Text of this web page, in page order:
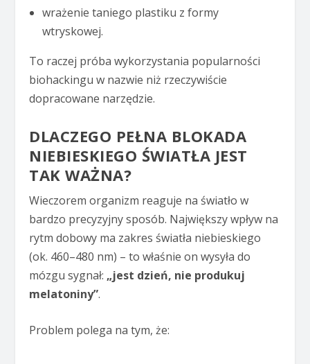
wrażenie taniego plastiku z formy
wtryskowej.
To raczej próba wykorzystania popularności
biohackingu w nazwie niż rzeczywiście
dopracowane narzędzie.
DLACZEGO PEŁNA BLOKADA
NIEBIESKIEGO ŚWIATŁA JEST
TAK WAŻNA?
Wieczorem organizm reaguje na światło w
bardzo precyzyjny sposób. Największy wpływ na
rytm dobowy ma zakres światła niebieskiego
(ok. 460–480 nm) – to właśnie on wysyła do
mózgu sygnał: „jest dzień, nie produkuj
melatoniny”.
Problem polega na tym, że: